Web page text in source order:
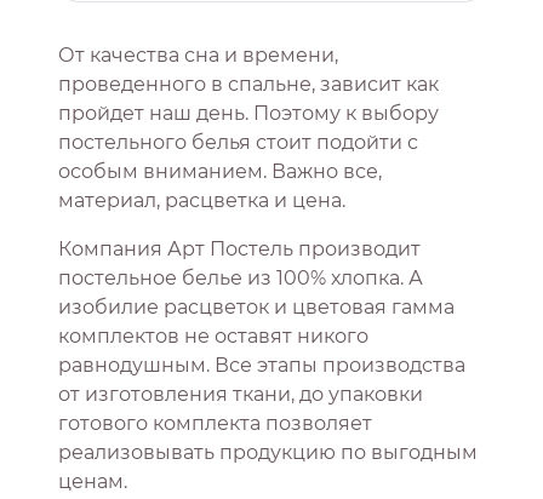
От качества сна и времени,
проведенного в спальне, зависит как
пройдет наш день. Поэтому к выбору
постельного белья стоит подойти с
особым вниманием. Важно все,
материал, расцветка и цена.
Компания Арт Постель производит
постельное белье из 100% хлопка. А
изобилие расцветок и цветовая гамма
комплектов не оставят никого
равнодушным. Все этапы производства
от изготовления ткани, до упаковки
готового комплекта позволяет
реализовывать продукцию по выгодным
ценам.